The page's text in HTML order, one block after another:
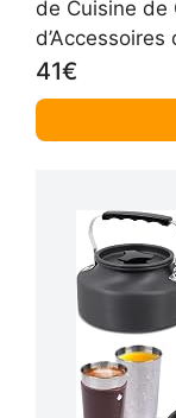
de Cuisine de
de Camping,
cuisinière
41€